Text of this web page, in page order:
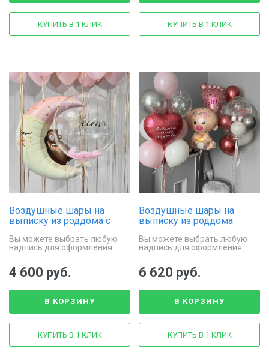
КУПИТЬ В 1 КЛИК КУПИТЬ В 1 КЛИК
Воздушные шары на
выписку из роддома с
медвежонком на луне
Вы можете выбрать любую
надпись для оформления
4 600 руб.
В КОРЗИНУ
КУПИТЬ В 1 КЛИК
Воздушные шары на
выписку из роддома
Вы можете выбрать любую
надпись для оформления
6 620 руб.
В КОРЗИНУ
КУПИТЬ В 1 КЛИК